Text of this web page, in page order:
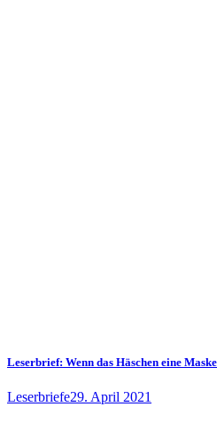
Leserbrief: Wenn das Häschen eine
Leserbriefe29. April 2021